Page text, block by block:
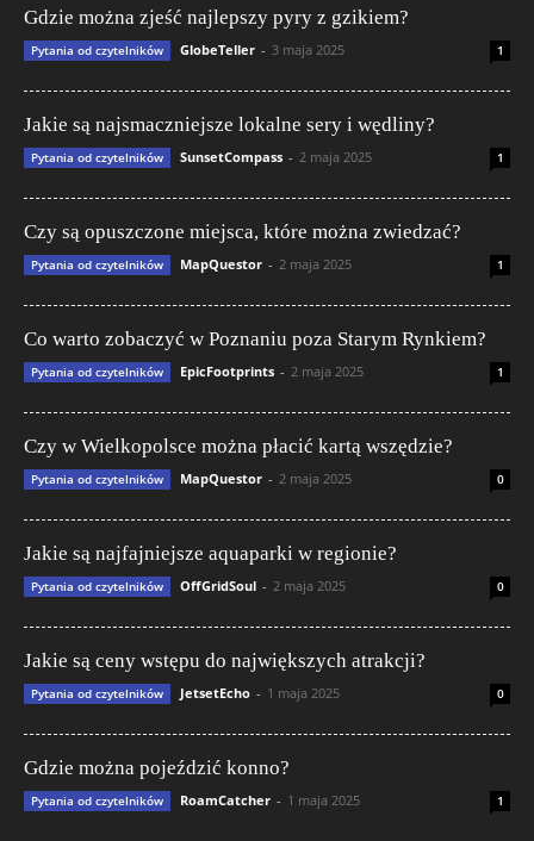
Gdzie można zjeść najlepszy pyry z gzikiem?
Pytania od czytelników GlobeTeller - 3 maja 2025 1
Jakie są najsmaczniejsze lokalne sery i wędliny?
Pytania od czytelników SunsetCompass - 2 maja 2025 1
Czy są opuszczone miejsca, które można zwiedzać?
Pytania od czytelników MapQuestor - 2 maja 2025 1
Co warto zobaczyć w Poznaniu poza Starym Rynkiem?
Pytania od czytelników EpicFootprints - 2 maja 2025 1
Czy w Wielkopolsce można płacić kartą wszędzie?
Pytania od czytelników MapQuestor - 2 maja 2025 0
Jakie są najfajniejsze aquaparki w regionie?
Pytania od czytelników OffGridSoul - 2 maja 2025 0
Jakie są ceny wstępu do największych atrakcji?
Pytania od czytelników JetsetEcho - 1 maja 2025 0
Gdzie można pojeździć konno?
Pytania od czytelników RoamCatcher - 1 maja 2025 1